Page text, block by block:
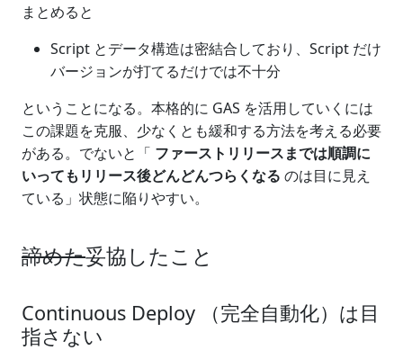
まとめると
Script とデータ構造は密結合しており、Script だけ
バージョンが打てるだけでは不十分
ということになる。本格的に GAS を活用していくには
この課題を克服、少なくとも緩和する方法を考える必要
がある。でないと「 ファーストリリースまでは順調に
いってもリリース後どんどんつらくなる のは目に見え
ている」状態に陥りやすい。
諦めた妥協したこと
Continuous Deploy （完全自動化）は目
指さない